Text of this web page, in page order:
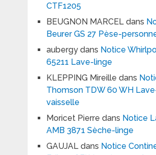
CTF1205
BEUGNON MARCELdans
Beurer GS 27 Pèse-
aubergydans Notice
65211 Lave-linge
KLEPPING Mireille dans
Thomson TDW 60 WH
vaisselle
Moricet Pierre dans Notice
AMB 3871 Sèche-linge
GAUJALdans Notice